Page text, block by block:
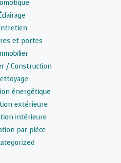
et portes
/ Construction
énergétique
extérieure
intérieure
par pièce